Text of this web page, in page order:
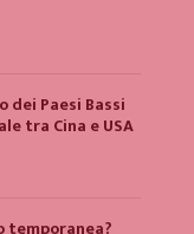
Paesi Bassi
tra Cina e USA
temporanea?